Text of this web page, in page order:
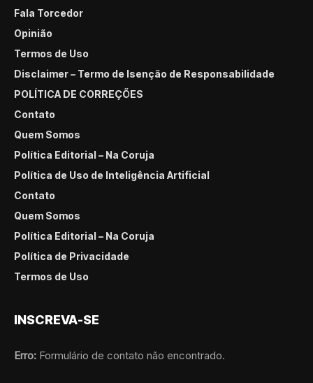
Fala Torcedor
Opinião
Termos de Uso
Disclaimer – Termo de Isenção de Responsabilidade
POLÍTICA DE CORREÇÕES
Contato
Quem Somos
Política Editorial – Na Coruja
Política de Uso de Inteligência Artificial
Contato
Quem Somos
Política Editorial – Na Coruja
Política de Privacidade
Termos de Uso
INSCREVA-SE
Erro: Formulário de contato não encontrado.